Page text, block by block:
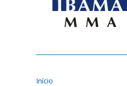
Início